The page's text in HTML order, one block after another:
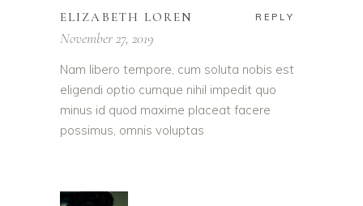
ELIZABETH LOREN REPLY
November 27, 2019
Nam libero tempore, cum soluta nobis est
eligendi optio cumque nihil impedit quo
minus id quod maxime placeat facere
possimus, omnis voluptas